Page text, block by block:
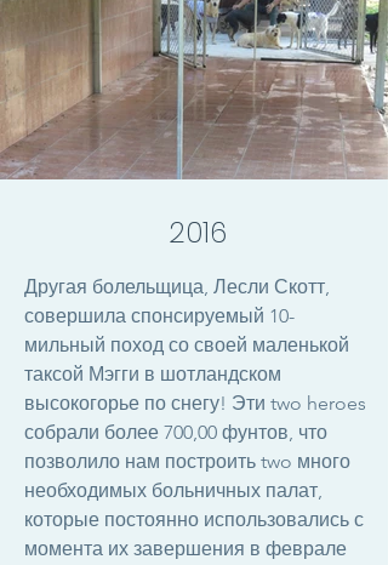
2016
Другая болельщица, Лесли Скотт,
совершила спонсируемый 10-
мильный поход со своей маленькой
таксой Мэгги в шотландском
высокогорье по снегу! Эти two heroes
собрали более 700,00 фунтов, что
позволило нам построить two много
необходимых больничных палат,
которые постоянно использовались с
момента их завершения в феврале